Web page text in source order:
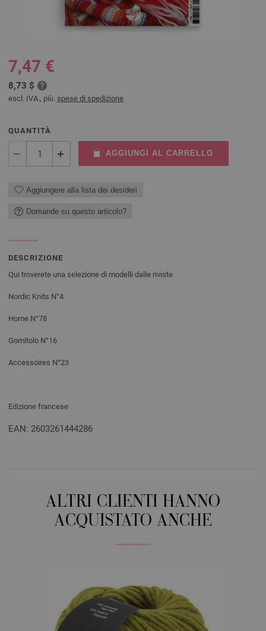
7,47 €
8,73 $
escl. IVA., più. spese di spedizione
QUANTITÀ
AGGIUNGI AL CARRELLO
Aggiungere alla lista dei desideri
Domande su questo articolo?
DESCRIZIONE
Qui troverete una selezione di modelli dalle riviste
Nordic Knits N°4
Home N°78
Gomitolo N°16
Accessoires N°23
Edizione francese
EAN: 2603261444286
ALTRI CLIENTI HANNO
ACQUISTATO ANCHE